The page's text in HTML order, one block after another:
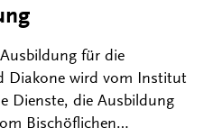
für die
Diakone wird vom Institut
Dienste, die Ausbildung
Bischöflichen…